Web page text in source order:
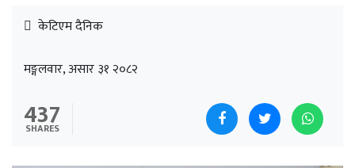
केटिएम दैनिक
मङ्गलवार, असार ३१ २०८२
437
SHARES